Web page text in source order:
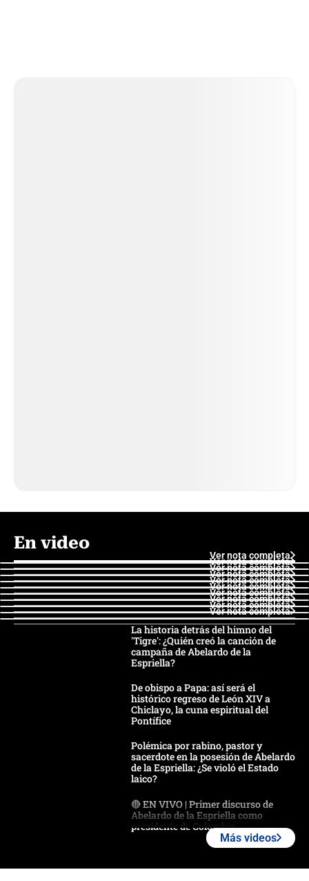
En video
Ver nota completa
Ver nota completa
Ver nota completa
Ver nota completa
Ver nota completa
Ver nota completa
Ver nota completa
Ver nota completa
Ver nota completa
Ver nota completa
La historia detrás del himno del
'Tigre': ¿Quién creó la canción de
campaña de Abelardo de la
Espriella?
De obispo a Papa: así será el
histórico regreso de León XIV a
Chiclayo, la cuna espiritual del
Pontífice
Polémica por rabino, pastor y
sacerdote en la posesión de Abelardo
de la Espriella: ¿Se violó el Estado
laico?
🔴 EN VIVO | Primer discurso de
Abelardo de la Espriella como
presidente de Colombia
Espriella en Cali inicia la
Más videos